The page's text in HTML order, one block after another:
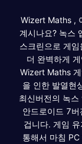
Wizert Maths ,
계시나요? 녹스
스크린으로 게
더 완벽하게
Wizert Maths
을 인한 발열현
최신버전의 녹
안드로이드 7
겁니다. 게임
통해서 마침